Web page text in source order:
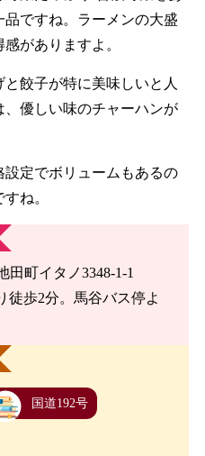
ですね。ラーメンの大盛
がありますよ。
餃子が特に美味しいと人
優しい味のチャーハンが
定でボリュームもあるの
ね。
田町イタノ3348-1-1
徒歩2分。馬谷バス停よ
国道192号